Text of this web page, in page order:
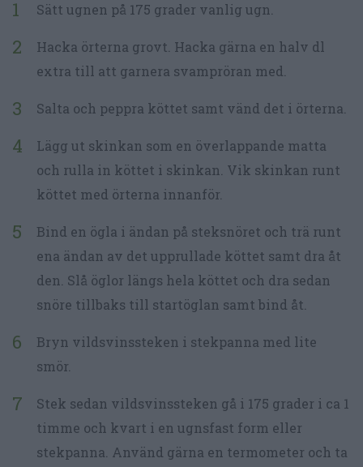
Sätt ugnen på 175 grader vanlig ugn.
Hacka örterna grovt. Hacka gärna en halv dl
extra till att garnera svampröran med.
Salta och peppra köttet samt vänd det i örterna.
Lägg ut skinkan som en överlappande matta
och rulla in köttet i skinkan. Vik skinkan runt
köttet med örterna innanför.
Bind en ögla i ändan på steksnöret och trä runt
ena ändan av det upprullade köttet samt dra åt
den. Slå öglor längs hela köttet och dra sedan
snöre tillbaks till startöglan samt bind åt.
Bryn vildsvinssteken i stekpanna med lite
smör.
Stek sedan vildsvinssteken gå i 175 grader i ca 1
timme och kvart i en ugnsfast form eller
stekpanna. Använd gärna en termometer och ta